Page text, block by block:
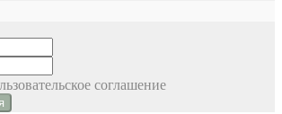
соглашение